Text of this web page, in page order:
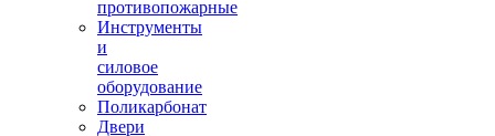
противопожарные
Инструменты
и
силовое
оборудование
Поликарбонат
Двери